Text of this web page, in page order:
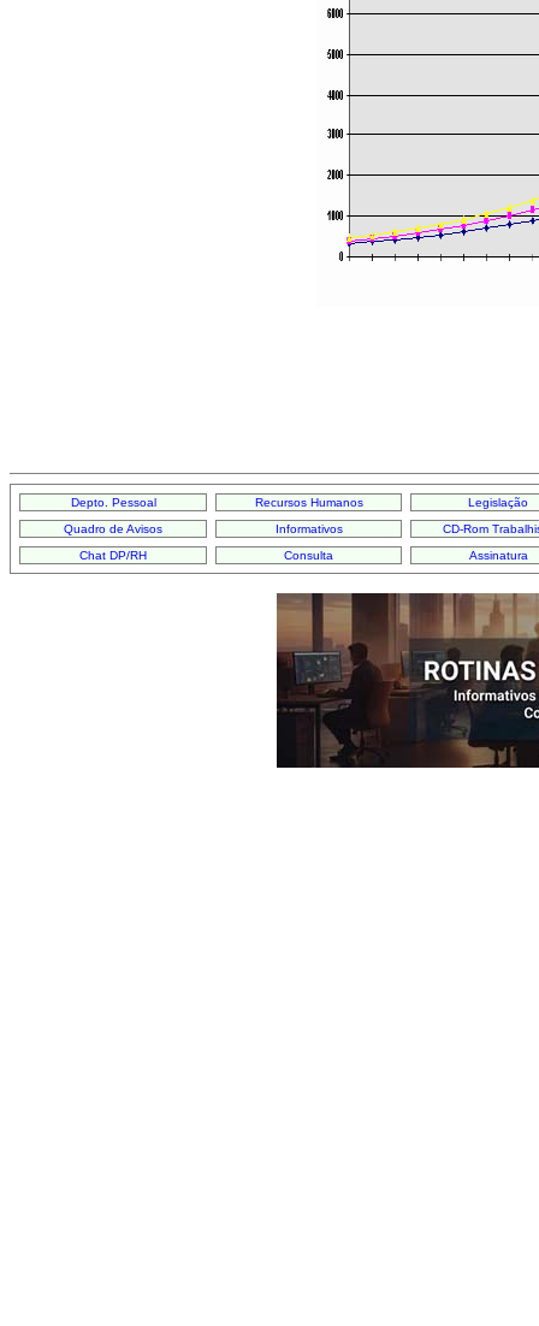
Depto. Pessoal Recursos Humanos
Legislação
Quadro de Avisos
Informativos
CD-Rom
Chat DP/RH
Consulta Assinatura